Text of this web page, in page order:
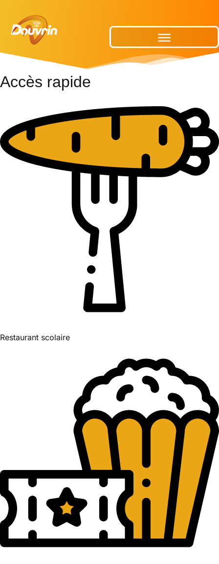
Accès rapide
Restaurant scolaire